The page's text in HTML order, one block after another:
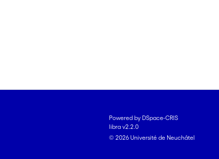
Powered by DSpace-CRIS
libra v2.2.0
© 2026 Université de Neuchâtel